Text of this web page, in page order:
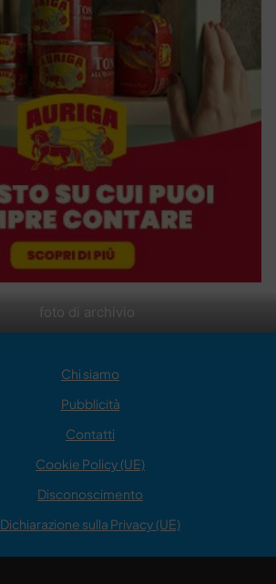
foto di archivio
Chi siamo
Pubblicità
Contatti
Cookie Policy (UE)
Disconoscimento
Dichiarazione sulla Privacy (UE)